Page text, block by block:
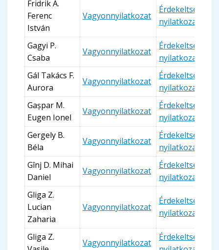
Fridrik A.
Ferenc
István
Vagyonnyilatkozat
Érdekeltségi
nyilatkozat
Gagyi P.
Csaba
Vagyonnyilatkozat
Érdekeltségi
nyilatkozat
Gál Takács F.
Aurora
Vagyonnyilatkozat
Érdekeltségi
nyilatkozat
Gașpar M.
Eugen Ionel
Vagyonnyilatkozat
Érdekeltségi
nyilatkozat
Gergely B.
Béla
Vagyonnyilatkozat
Érdekeltségi
nyilatkozat
Gînj D. Mihai
Daniel
Vagyonnyilatkozat
Érdekeltségi
nyilatkozat
Gliga Z.
Lucian
Zaharia
Vagyonnyilatkozat
Érdekeltségi
nyilatkozat
Gliga Z.
Vagyonnyilatkozat
Érdekeltségi